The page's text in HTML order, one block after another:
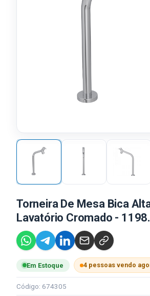
Torneira De Mesa Bica
Lavatório Cromado -
Em Estoque 4 pessoas vendo
Código: 674305